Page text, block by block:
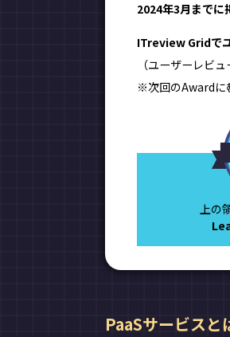
2024年3月までに
ITreview Gridで
（ユーザーレビ
※次回のAwardに
上の
PaaSサービスと